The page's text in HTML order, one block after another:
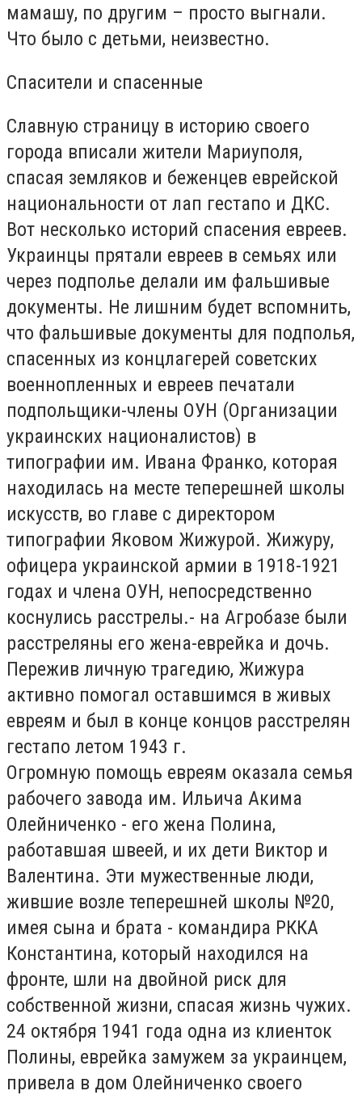
мамашу, по другим – просто выгнали.
Что было с детьми, неизвестно.
Спасители и спасенные
Славную страницу в историю своего
города вписали жители Мариуполя,
спасая земляков и беженцев еврейской
национальности от лап гестапо и ДКС.
Вот несколько историй спасения евреев.
Украинцы прятали евреев в семьях или
через подполье делали им фальшивые
документы. Не лишним будет вспомнить,
что фальшивые документы для подполья,
спасенных из концлагерей советских
военнопленных и евреев печатали
подпольщики-члены ОУН (Организации
украинских националистов) в
типографии им. Ивана Франко, которая
находилась на месте теперешней школы
искусств, во главе с директором
типографии Яковом Жижурой. Жижуру,
офицера украинской армии в 1918-1921
годах и члена ОУН, непосредственно
коснулись расстрелы.- на Агробазе были
расстреляны его жена-еврейка и дочь.
Пережив личную трагедию, Жижура
активно помогал оставшимся в живых
евреям и был в конце концов расстрелян
гестапо летом 1943 г.
Огромную помощь евреям оказала семья
рабочего завода им. Ильича Акима
Олейниченко - его жена Полина,
работавшая швеей, и их дети Виктор и
Валентина. Эти мужественные люди,
жившие возле теперешней школы №20,
имея сына и брата - командира РККА
Константина, который находился на
фронте, шли на двойной риск для
собственной жизни, спасая жизнь чужих.
24 октября 1941 года одна из клиенток
Полины, еврейка замужем за украинцем,
привела в дом Олейниченко своего